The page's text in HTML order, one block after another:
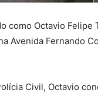
como Octavio
Avenida Fernando
Civil, Octavio